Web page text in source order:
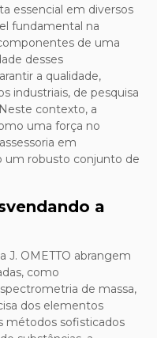
essencial em diversos
fundamental na
de uma
desses
a qualidade,
industriais, de pesquisa
contexto, a
uma força no
em
um robusto conjunto de
a
J. OMETTO abrangem
como
de massa,
dos elementos
métodos sofisticados